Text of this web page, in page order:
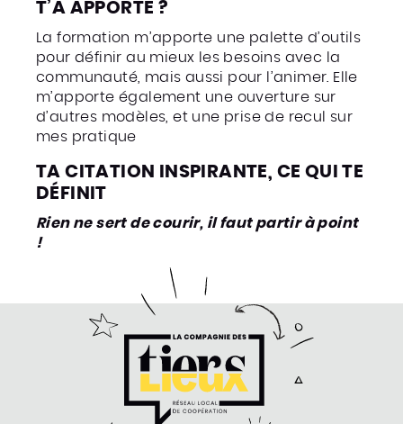
T’A APPORTÉ ?
La formation m’apporte une palette d’outils
pour définir au mieux les besoins avec la
communauté, mais aussi pour l’animer. Elle
m’apporte également une ouverture sur
d’autres modèles, et une prise de recul sur
mes pratique
TA CITATION INSPIRANTE, CE QUI TE
DÉFINIT
Rien ne sert de courir, il faut partir à point
!